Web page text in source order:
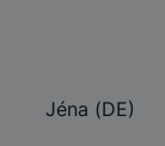
Jéna (DE)